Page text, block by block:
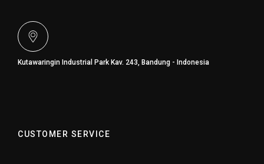
Kutawaringin Industrial Park Kav. 243, Bandung - Indonesia
CUSTOMER SERVICE